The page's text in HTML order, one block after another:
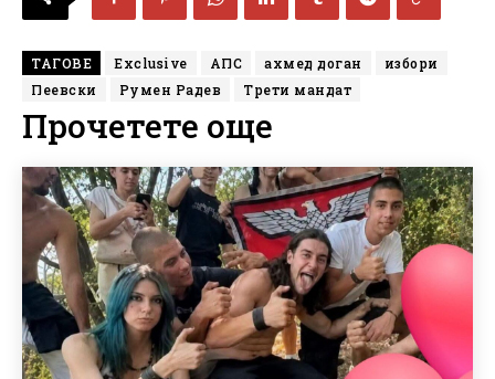
ТАГОВЕ Exclusive АПС ахмед доган
избори
Пеевски
Румен Радев Трети мандат
Прочетете още